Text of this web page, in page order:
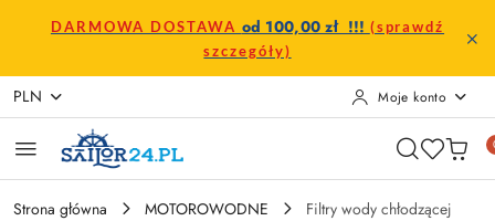
Przejdź do treści głównej
Przejdź do wyszukiwarki
Przejdź do moje konto
Przejdź do menu głównego
Przejdź do stopki
DARMOWA DOSTAWA od 100,00 zł !!! (sprawdź
szczegóły)
PLN Moje konto
Strona główna MOTOROWODNE Filtry wody chłodzącej